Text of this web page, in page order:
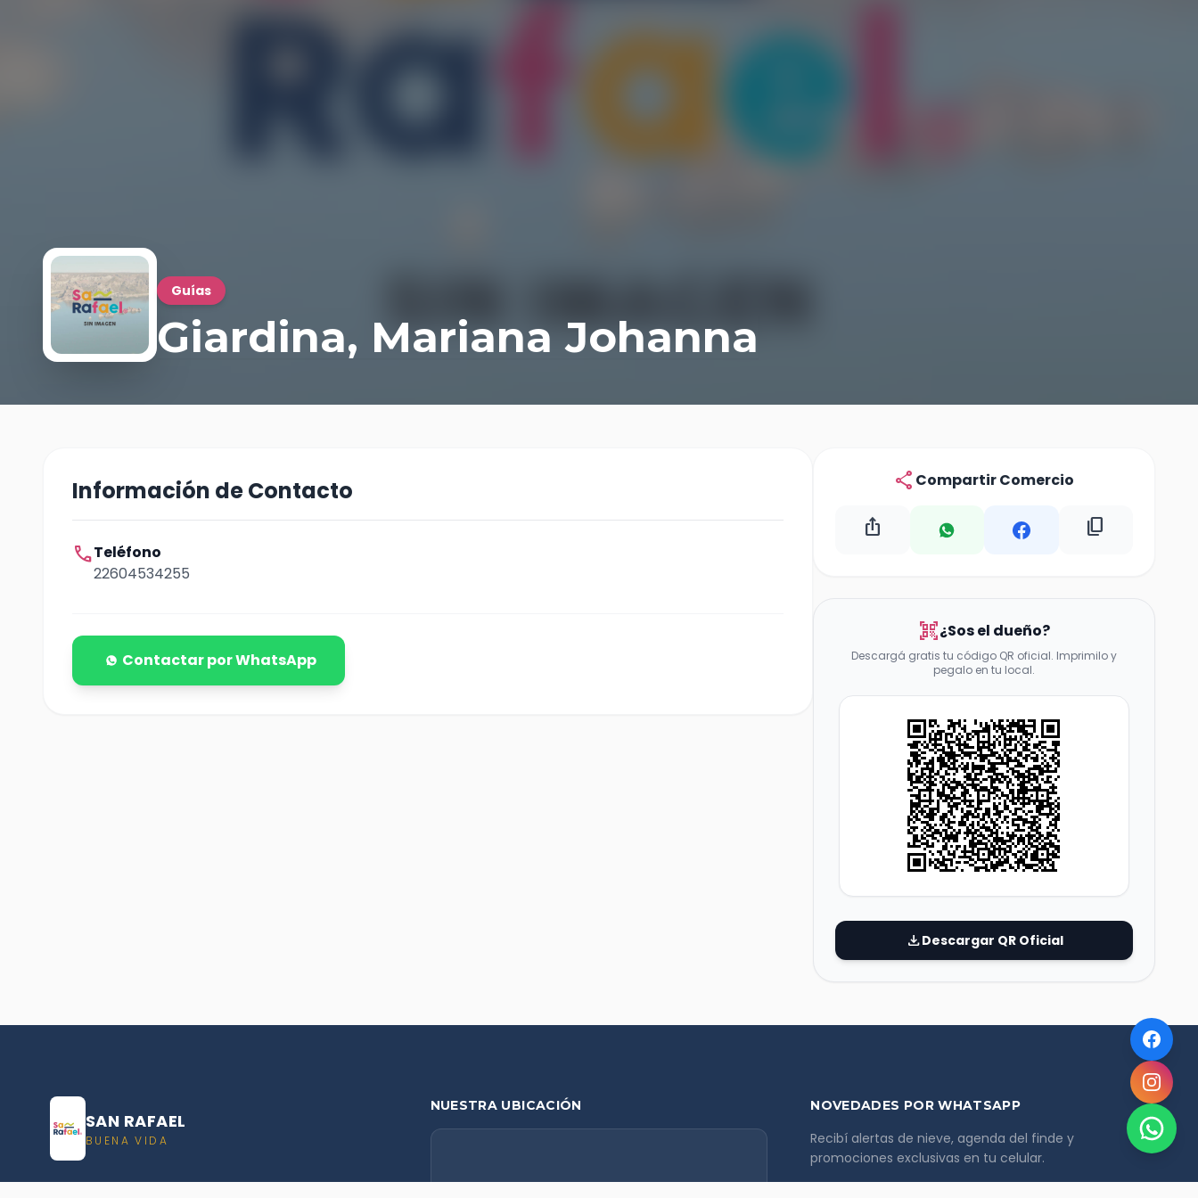
Guías
Giardina, Mariana Johanna
Información de Contacto
callTeléfono
22604534255
Contactar por WhatsApp
share Compartir Comercio
ios_share content_copy
qr_code_scanner¿Sos el dueño?
Descargá gratis tu código QR oficial. Imprimilo y
pegalo en tu local.
downloadDescargar QR Oficial
SAN RAFAEL
BUENA VIDA
NUESTRA UBICACIÓN NOVEDADES POR WHATSAPP
Recibí alertas de nieve, agenda del finde y
promociones exclusivas en tu celular.